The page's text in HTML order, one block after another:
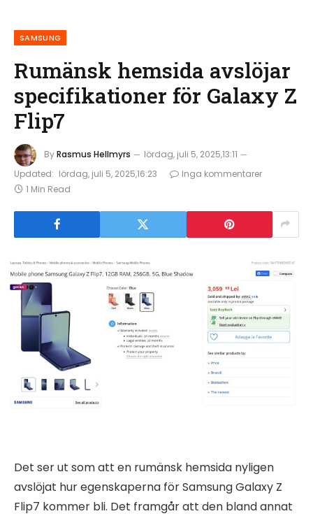
SAMSUNG
Rumänsk hemsida avslöjar
specifikationer för Galaxy Z
Flip7
ByRasmus Hellmyrs
lördag, juli 5, 2025,13:11
Updated: lördag, juli 5, 2025,16:23
Inga kommentarer
1 Min Read
Det ser ut som att en rumänsk hemsida nyligen
avslöjat hur egenskaperna för Samsung Galaxy Z
Flip7 kommer bli. Det framgår att den bland annat